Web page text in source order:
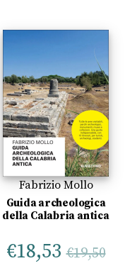
Fabrizio Mollo
Guida archeologica
della Calabria antica
€18,53 €19,50